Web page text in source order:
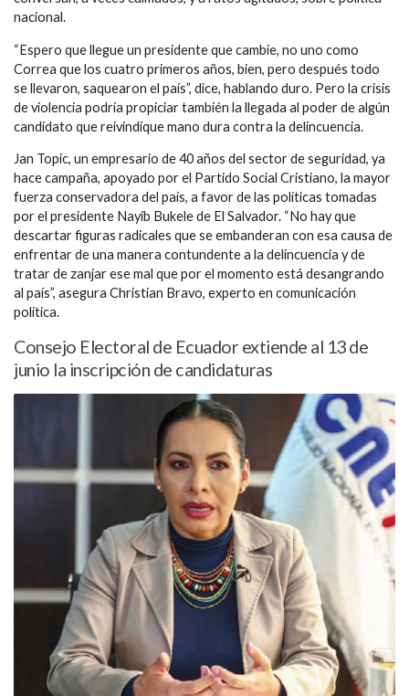
nacional.
“Espero que llegue un presidente que cambie, no uno como
Correa que los cuatro primeros años, bien, pero después todo
se llevaron, saquearon el país”, dice, hablando duro. Pero la crisis
de violencia podría propiciar también la llegada al poder de algún
candidato que reivindique mano dura contra la delincuencia.
Jan Topic, un empresario de 40 años del sector de seguridad, ya
hace campaña, apoyado por el Partido Social Cristiano, la mayor
fuerza conservadora del país, a favor de las políticas tomadas
por el presidente Nayib Bukele de El Salvador. “No hay que
descartar figuras radicales que se embanderan con esa causa de
enfrentar de una manera contundente a la delincuencia y de
tratar de zanjar ese mal que por el momento está desangrando
al país”, asegura Christian Bravo, experto en comunicación
política.
Consejo Electoral de Ecuador extiende al 13 de
junio la inscripción de candidaturas